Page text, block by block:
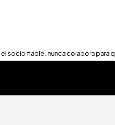
socio fiable, nunca colabora para